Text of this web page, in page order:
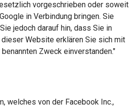
vorgeschrieben oder soweit
in Verbindung bringen. Sie
jedoch darauf hin, dass Sie in
Website erklären Sie sich mit
Zweck einverstanden."
welches von der Facebook Inc.,